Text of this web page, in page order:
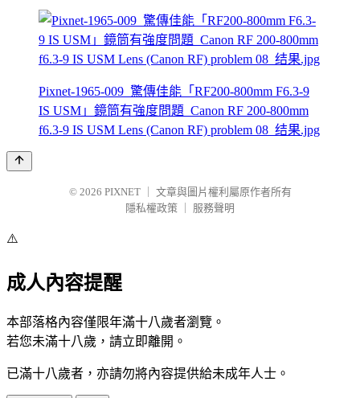
Pixnet-1965-009_驚傳佳能「RF200-800mm F6.3-9
IS USM」鏡筒有強度問題_Canon RF 200-800mm
f6.3-9 IS USM Lens (Canon RF) problem 08_结果.jpg
© 2026 PIXNET
文章與圖片權利屬原作者所有
隱私權政策
服務聲明
⚠️
成人內容提醒
本部落格內容僅限年滿十八歲者瀏覽。
若您未滿十八歲，請立即離開。
已滿十八歲者，亦請勿將內容提供給未成年人士。